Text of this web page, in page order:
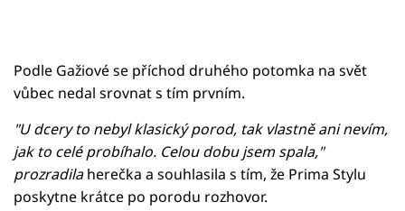
Podle Gažiové se příchod druhého potomka na svět
vůbec nedal srovnat s tím prvním.
"U dcery to nebyl klasický porod, tak vlastně ani nevím,
jak to celé probíhalo. Celou dobu jsem spala,"
prozradilaherečka a souhlasila s tím, že Prima Stylu
poskytne krátce po porodu rozhovor.